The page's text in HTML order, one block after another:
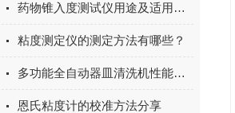
药物锥入度测试仪用途及适用范围
粘度测定仪的测定方法有哪些？
多功能全自动器皿清洗机性能特点及技术指标
恩氏粘度计的校准方法分享